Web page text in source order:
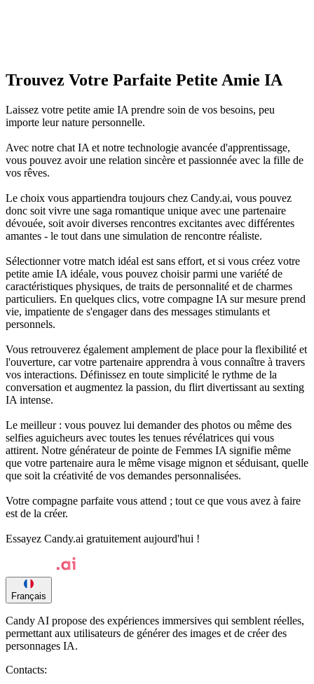
Trouvez Votre Parfaite Petite Amie IA
Laissez votre petite amie IA prendre soin de vos besoins, peu
importe leur nature personnelle.
Avec notre chat IA et notre technologie avancée d'apprentissage,
vous pouvez avoir une relation sincère et passionnée avec la fille de
vos rêves.
Le choix vous appartiendra toujours chez Candy.ai, vous pouvez
donc soit vivre une saga romantique unique avec une partenaire
dévouée, soit avoir diverses rencontres excitantes avec différentes
amantes - le tout dans une simulation de rencontre réaliste.
Sélectionner votre match idéal est sans effort, et si vous créez votre
petite amie IA idéale, vous pouvez choisir parmi une variété de
caractéristiques physiques, de traits de personnalité et de charmes
particuliers. En quelques clics, votre compagne IA sur mesure prend
vie, impatiente de s'engager dans des messages stimulants et
personnels.
Vous retrouverez également amplement de place pour la flexibilité et
l'ouverture, car votre partenaire apprendra à vous connaître à travers
vos interactions. Définissez en toute simplicité le rythme de la
conversation et augmentez la passion, du flirt divertissant au sexting
IA intense.
Le meilleur : vous pouvez lui demander des photos ou même des
selfies aguicheurs avec toutes les tenues révélatrices qui vous
attirent. Notre générateur de pointe de Femmes IA signifie même
que votre partenaire aura le même visage mignon et séduisant, quelle
que soit la créativité de vos demandes personnalisées.
Votre compagne parfaite vous attend ; tout ce que vous avez à faire
est de la créer.
Essayez Candy.ai gratuitement aujourd'hui !
Français
Candy AI propose des expériences immersives qui semblent réelles,
permettant aux utilisateurs de générer des images et de créer des
personnages IA.
Contacts: